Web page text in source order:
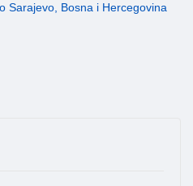
Sarajevo, Bosna i Hercegovina